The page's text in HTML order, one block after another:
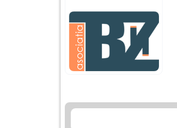
agresiva, orice
greseala era taxata cu
o palma sau pedepse.
De 4 ani am o relatie
serioasa cu un barbat
sa se manifeste o